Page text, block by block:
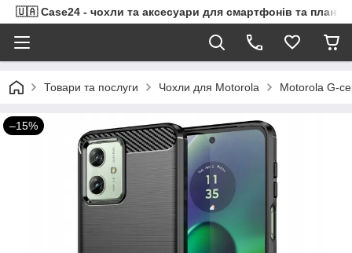
🇺🇦 Case24 - чохли та аксесуари для смартфонів та
Товари та послуги Чохли для Motorola Motorola G-
–15%